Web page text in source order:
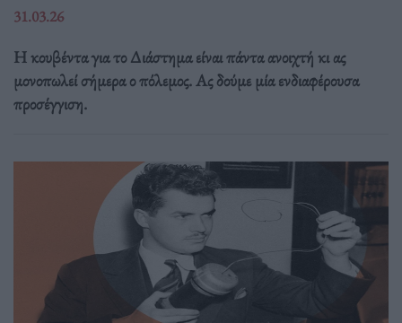
31.03.26
Η κουβέντα για το Διάστημα είναι πάντα ανοιχτή κι ας
μονοπωλεί σήμερα ο πόλεμος. Ας δούμε μία ενδιαφέρουσα
προσέγγιση.